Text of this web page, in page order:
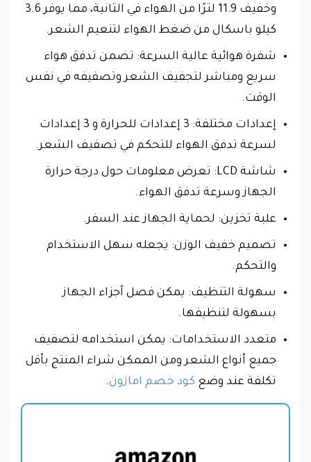
وخفيف 11.9 لترًا من الهواء في الثانية، مما يوفر 3.6
كيلو باسكال من ضغط الهواء لتنعيم الشعر.
شفرة هوائية عالية السرعة: تضمن تدفق هواء
سريع ومباشر لتجفيف الشعر وتصفيفه في نفس
الوقت.
إعدادات مختلفة: 3 إعدادات للحرارة و 3 إعدادات
لسرعة تدفق الهواء للتحكم في تصفيف الشعر.
شاشة LCD: تعرض معلومات حول درجة حرارة
الجهاز وسرعة تدفق الهواء.
علبة تخزين: لحماية الجهاز عند السفر.
تصميم خفيف الوزن: يجعله سهل الاستخدام
والتحكم.
سهولة التنظيف: يمكن فصل أجزاء الجهاز
بسهولة لتنظيفها.
متعدد الاستخدامات: يمكن استخدامه لتصفيف
جميع أنواع الشعر ومن الممكن شراء المنتج بأقل
تكلفة عند وضع كود خصم امازون.